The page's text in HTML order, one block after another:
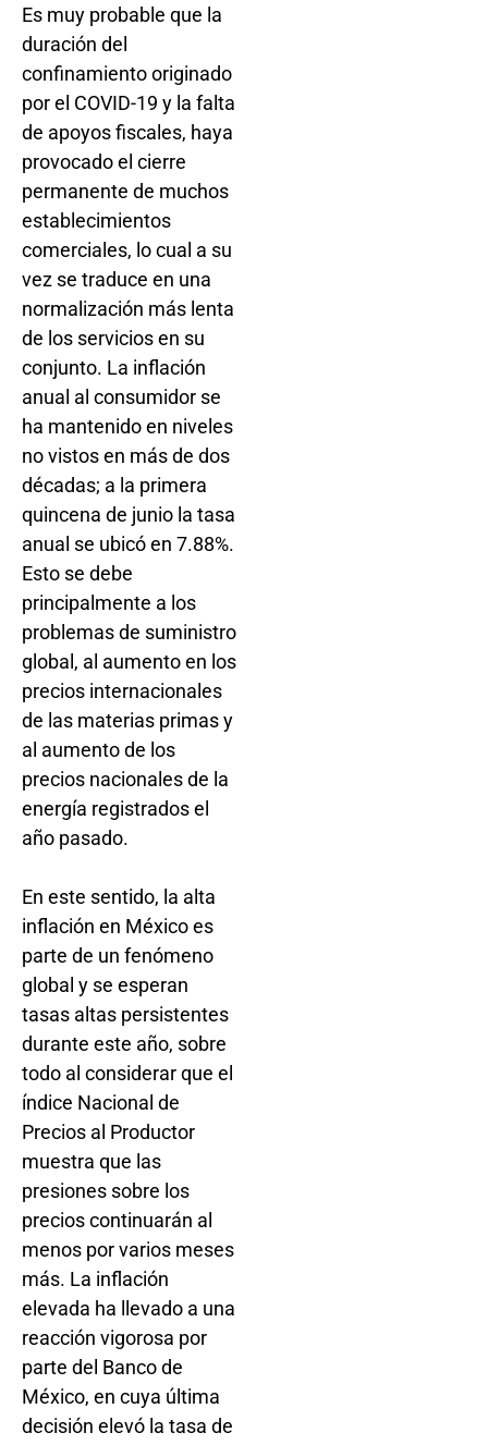
Es muy probable que la
duración del
confinamiento originado
por el COVID-19 y la falta
de apoyos fiscales, haya
provocado el cierre
permanente de muchos
establecimientos
comerciales, lo cual a su
vez se traduce en una
normalización más lenta
de los servicios en su
conjunto. La inflación
anual al consumidor se
ha mantenido en niveles
no vistos en más de dos
décadas; a la primera
quincena de junio la tasa
anual se ubicó en 7.88%.
Esto se debe
principalmente a los
problemas de suministro
global, al aumento en los
precios internacionales
de las materias primas y
al aumento de los
precios nacionales de la
energía registrados el
año pasado.
En este sentido, la alta
inflación en México es
parte de un fenómeno
global y se esperan
tasas altas persistentes
durante este año, sobre
todo al considerar que el
índice Nacional de
Precios al Productor
muestra que las
presiones sobre los
precios continuarán al
menos por varios meses
más. La inflación
elevada ha llevado a una
reacción vigorosa por
parte del Banco de
México, en cuya última
decisión elevó la tasa de